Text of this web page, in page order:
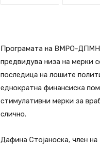
Програмата на ВМРО-
предвидува низа на мерки
последица на лошите
еднократна финансиска
стимулативни мерки за
слично.
Дафина Стојаноска, член